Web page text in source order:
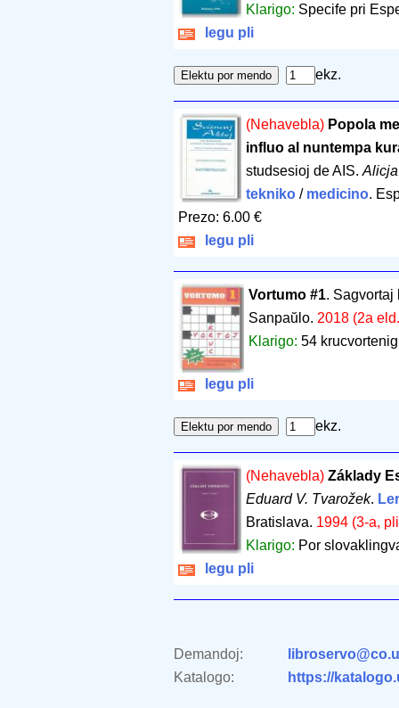
Klarigo: Specife pri
legu pli
ekz.
(Nehavebla) Popola
influo al nuntempa
studsesioj de AIS.
tekniko/ medicino.
Prezo: 6.00 €
legu pli
Vortumo #1. Sagvortaj
Sanpaŭlo. 2018 (2a
Klarigo: 54
legu pli
ekz.
(Nehavebla) Základy
Eduard V. Tvarožek.
Bratislava. 1994 (3-a,
Klarigo: Por
legu pli
Demandoj:
Katalogo:
https://